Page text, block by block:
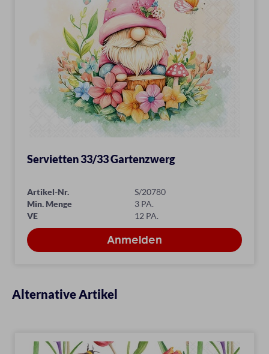
Servietten 33/33 Gartenzwerg
Artikel-Nr.
S/20780
Min. Menge
3 PA.
VE
12 PA.
Alternative Artikel